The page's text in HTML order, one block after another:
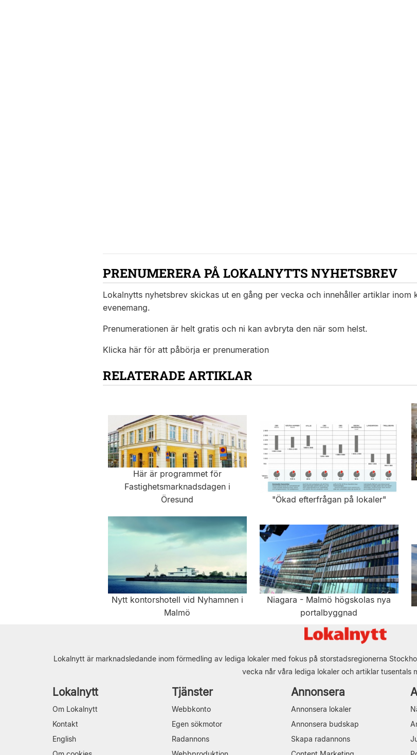
PRENUMERERA PÅ LOKALNYTTS NYHETSBREV
Lokalnytts nyhetsbrev skickas ut en gång per vecka och innehåller artiklar inom
evenemang.
Prenumerationen är helt gratis och ni kan avbryta den när som helst.
Klicka här för att påbörja er prenumeration
RELATERADE ARTIKLAR
Här är programmet för
Fastighetsmarknadsdagen i
Öresund
"Ökad efterfrågan på lokaler"
Nytt kontorshotell vid Nyhamnen i
Malmö
Niagara - Malmö högskolas nya
portalbyggnad
Lokalnytt är marknadsledande inom förmedling av lediga lokaler med fokus på storstadsregionerna
vecka når våra lediga lokaler och artiklar tusentals
Lokalnytt
Om Lokalnytt
Kontakt
English
Tjänster
Webbkonto
Egen sökmotor
Radannons
Annonsera
Annonsera lokaler
Annonsera budskap
Skapa radannons